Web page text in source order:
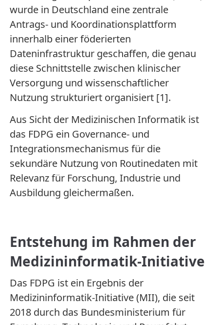
wurde in Deutschland eine zentrale
Antrags- und Koordinationsplattform
innerhalb einer föderierten
Dateninfrastruktur geschaffen, die genau
diese Schnittstelle zwischen klinischer
Versorgung und wissenschaftlicher
Nutzung strukturiert organisiert [1].
Aus Sicht der Medizinischen Informatik ist
das FDPG ein Governance- und
Integrationsmechanismus für die
sekundäre Nutzung von Routinedaten mit
Relevanz für Forschung, Industrie und
Ausbildung gleichermaßen.
Ent­stehung im Rahmen der
Medizin­informatik-Initiative
Das FDPG ist ein Ergebnis der
Medizininformatik-Initiative (MII), die seit
2018 durch das Bundesministerium für